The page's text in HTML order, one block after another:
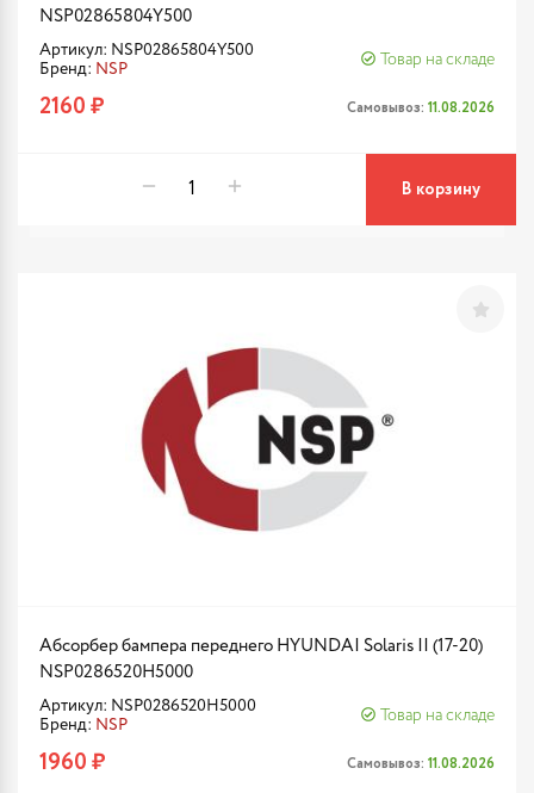
NSP02865804Y500
Артикул: NSP02865804Y500
Бренд: NSP
Товар на складе
2160 ₽ Самовывоз: 11.08.2026
В корзину
Абсорбер бампера переднего HYUNDAI Solaris II (17-20)
NSP0286520H5000
Артикул: NSP0286520H5000
Бренд: NSP
Товар на складе
1960 ₽ Самовывоз: 11.08.2026